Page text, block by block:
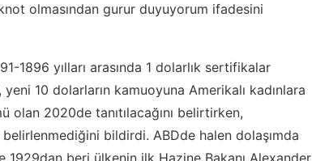
olmasından gurur duyuyorum ifadesini
1896 yılları arasında 1 dolarlık sertifikalar
10 dolarların kamuoyuna Amerikalı kadınlara
olan 2020de tanıtılacağını belirtirken,
bildirdi. ABDde halen dolaşımda